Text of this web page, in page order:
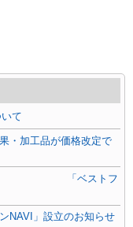
て
・加工品が価格改定で
「ベストフ
NAVI」設立のお知らせ